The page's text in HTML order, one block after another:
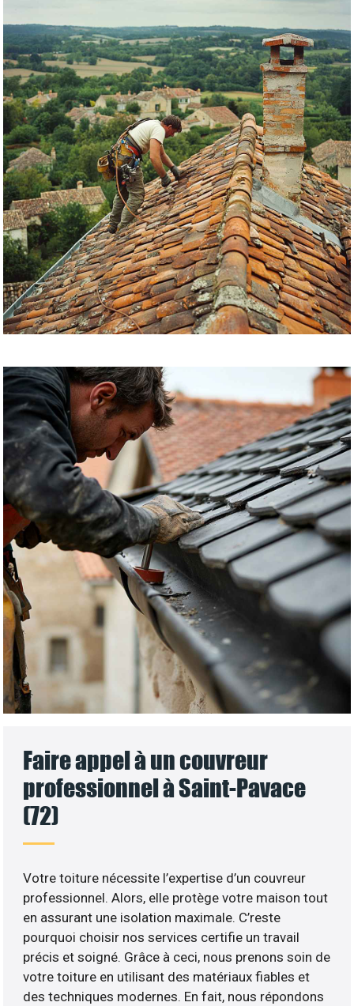
Faire appel à un couvreur
professionnel à Saint-Pavace
(72)
Votre toiture nécessite l’expertise d’un couvreur
professionnel. Alors, elle protège votre maison tout
en assurant une isolation maximale. C’reste
pourquoi choisir nos services certifie un travail
précis et soigné. Grâce à ceci, nous prenons soin de
votre toiture en utilisant des matériaux fiables et
des techniques modernes. En fait, nous répondons